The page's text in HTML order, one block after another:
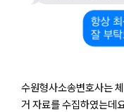
수원형사소송변호사는
거 자료를 수집하였는데